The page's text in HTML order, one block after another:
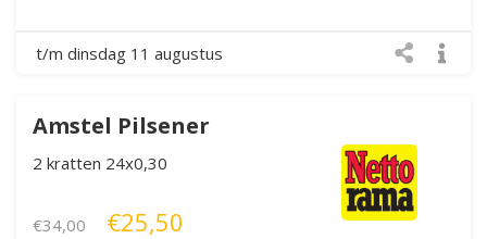
t/m dinsdag 11 augustus
Amstel Pilsener
2 kratten 24x0,30
€34,00 €25,50